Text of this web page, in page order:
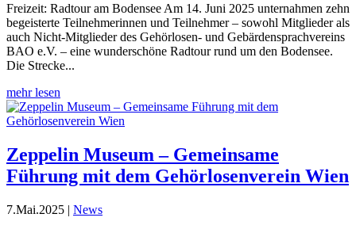
Freizeit: Radtour am Bodensee Am 14. Juni 2025 unternahmen zehn
begeisterte Teilnehmerinnen und Teilnehmer – sowohl Mitglieder als
auch Nicht-Mitglieder des Gehörlosen- und Gebärdensprachvereins
BAO e.V. – eine wunderschöne Radtour rund um den Bodensee.
Die Strecke...
mehr lesen
Zeppelin Museum – Gemeinsame
Führung mit dem Gehörlosenverein Wien
7.Mai.2025 | News